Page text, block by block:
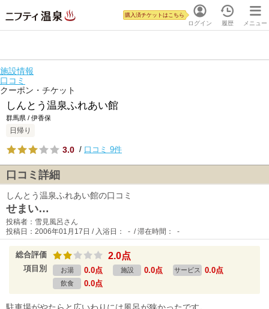
ログイン
購入済チケットはこちら
履歴 メニュー
施設情報
口コミ
クーポン・チケット
しんとう温泉ふれあい館
群馬県 / 伊香保
日帰り
3.0 / 口コミ 9件
口コミ詳細
しんとう温泉ふれあい館の口コミ
せまい…
投稿者：雪見風呂さん
投稿日：2006年01月17日 / 入浴日： - / 滞在時間： -
総合評価 2.0点
項目別 お湯 0.0点 施設 0.0点 サービス 0.0点
飲食 0.0点